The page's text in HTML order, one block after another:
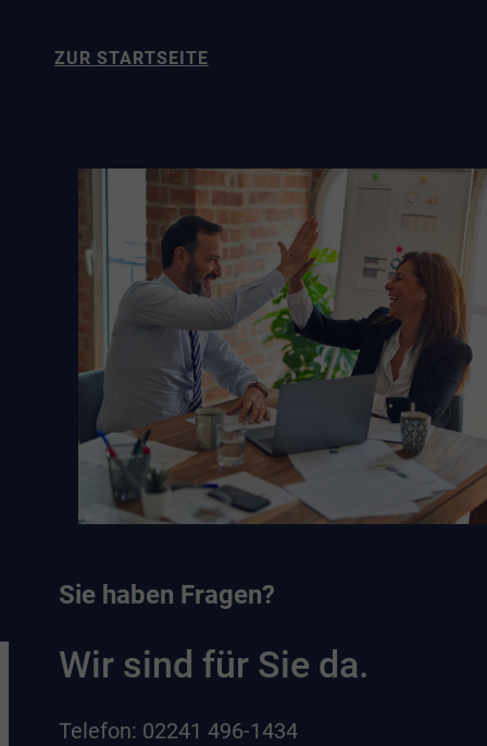
ZUR STARTSEITE
Sie haben Fragen?
Wir sind für Sie da.
Telefon: 02241 496-1434